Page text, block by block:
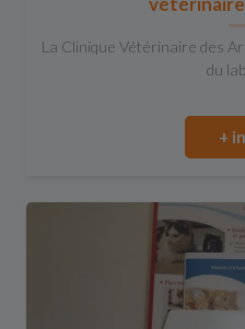
La Clinique Vétérinaire des
du
+